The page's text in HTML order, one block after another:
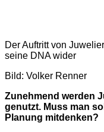
Der Auftritt von
seine DNA wider
Bild: Volker Renner
Zunehmend werden
genutzt. Muss man
Planung mitdenken?